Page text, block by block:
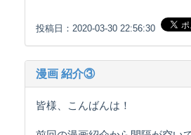
投稿日：2020-03-30 22:56:30
漫画 紹介③
皆様、こんばんは！